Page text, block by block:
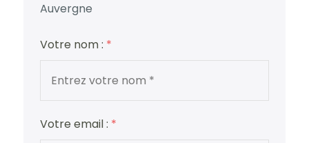
Auvergne
Votre nom : *
Votre email : *